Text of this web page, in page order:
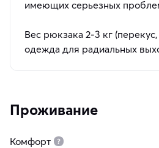
имеющих серьезных
Вес рюкзака 2-3 кг (перекус,
одежда для радиальных
Проживание
Комфорт